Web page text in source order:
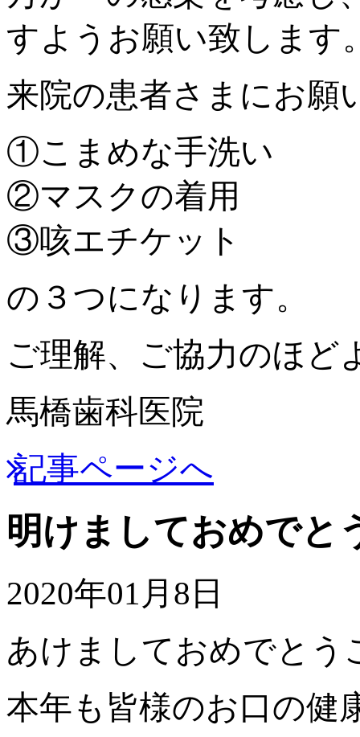
すようお願い致します
来院の患者さまにお願
①こまめな手洗い
②マスクの着用
③咳エチケット
の３つになります。
ご理解、ご協力のほど
馬橋歯科医院
記事ページへ
明けましておめでと
2020年01月8日
あけましておめでとう
本年も皆様のお口の健